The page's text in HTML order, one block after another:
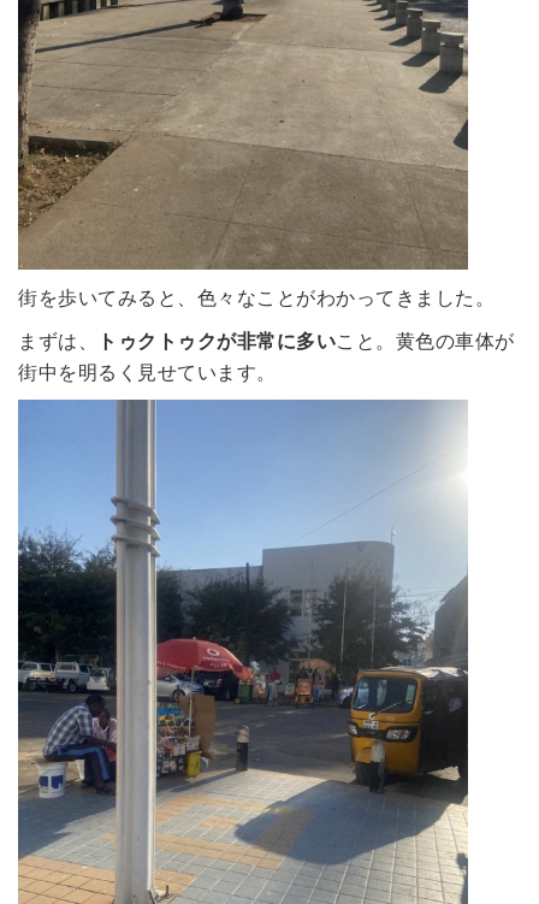
街を歩いてみると、色々なことがわかってきました。
まずは、
トゥクトゥクが非常に多い こと。黄色の車体が
街中を明るく見せています。